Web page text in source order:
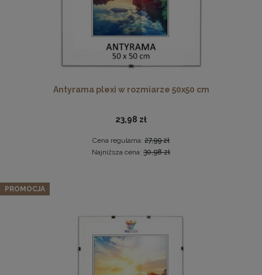
Ramka na zdjęcia 50 x 140 cm czarna, z naturalnego
119,99 zł
Schodki dla psa 3-stopniowe tapicerowane w kolorze
69,99 zł
Cena regularna:
Najniższa cena:
DO KOSZYKA
Antyrama plexi w rozmiarze 50x50 cm
23,98 zł
Cena regularna: 27,99 zł
Najniższa cena: 30,98 zł
PROMOCJA